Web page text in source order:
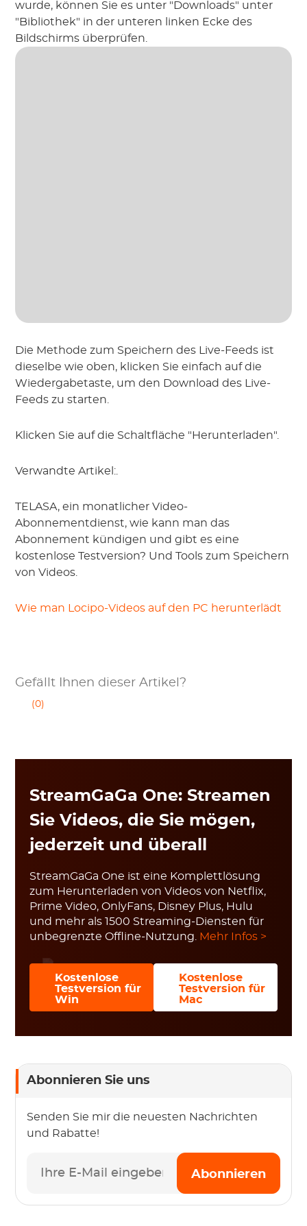
wurde, können Sie es unter "Downloads" unter
"Bibliothek" in der unteren linken Ecke des
Bildschirms überprüfen.
Die Methode zum Speichern des Live-Feeds ist
dieselbe wie oben, klicken Sie einfach auf die
Wiedergabetaste, um den Download des Live-
Feeds zu starten.
Klicken Sie auf die Schaltfläche "Herunterladen".
Verwandte Artikel:.
TELASA, ein monatlicher Video-
Abonnementdienst, wie kann man das
Abonnement kündigen und gibt es eine
kostenlose Testversion? Und Tools zum Speichern
von Videos.
Wie man Locipo-Videos auf den PC herunterlädt
Gefällt Ihnen dieser Artikel?
(0)
StreamGaGa One: Streamen
Sie Videos, die Sie mögen,
jederzeit und überall
StreamGaGa One ist eine Komplettlösung
zum Herunterladen von Videos von Netflix,
Prime Video, OnlyFans, Disney Plus, Hulu
und mehr als 1500 Streaming-Diensten für
unbegrenzte Offline-Nutzung.
Mehr Infos >
Kostenlose
Testversion für
Win
Kostenlose
Testversion für
Mac
Abonnieren Sie uns
Senden Sie mir die neuesten Nachrichten
und Rabatte!
Abonnieren